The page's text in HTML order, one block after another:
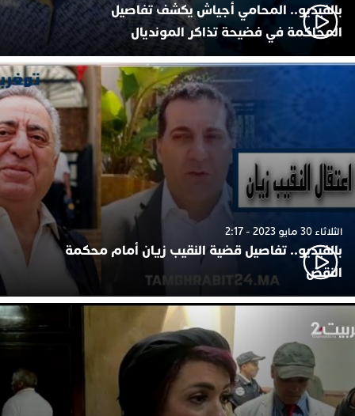
بالفيديو.. المحامي أجياش يكشف تفاصيل
المحاكمة في فضيحة تذاكر المونديال
الثلاثاء 30 مايو 2023 - 2:17
بالفيديو.. تفاصيل قضية النقيب زيان أمام محكمة
النقض